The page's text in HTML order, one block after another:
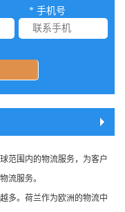
* 手机号
范围内的物流服务，为客户
流服务。
多。荷兰作为欧洲的物流中